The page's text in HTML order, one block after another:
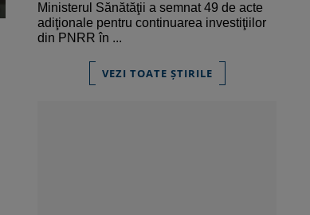
Ministerul Sănătăţii a semnat 49 de acte
adiţionale pentru continuarea investiţiilor
din PNRR în ...
VEZI TOATE ȘTIRILE